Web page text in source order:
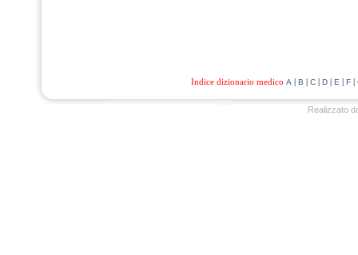
Indice dizionario medico A | B | C| D| E | F|
Realizzato